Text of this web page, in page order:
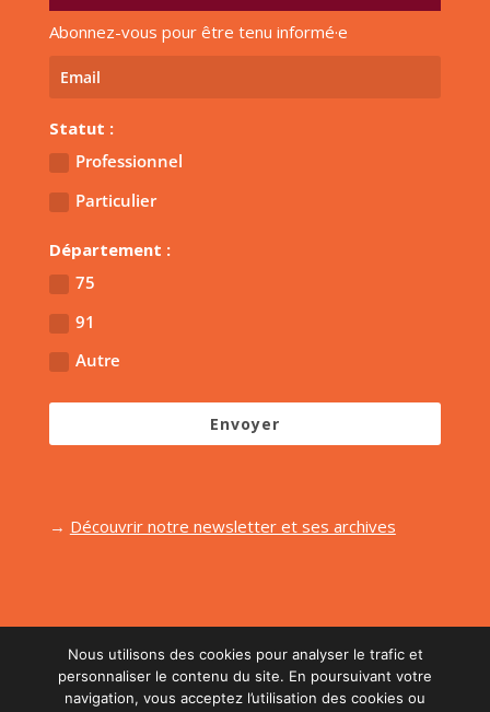
Abonnez-vous pour être tenu informé·e
Statut :
Professionnel
Particulier
Département :
75
91
Autre
Envoyer
→ Découvrir notre newsletter et ses archives
Réalisé par l'agenceMidi Moins Le Quart| Retouche
Nous utilisons des cookies pour analyser le trafic et
personnaliser le contenu du site. En poursuivant votre
navigation, vous acceptez l’utilisation des cookies ou